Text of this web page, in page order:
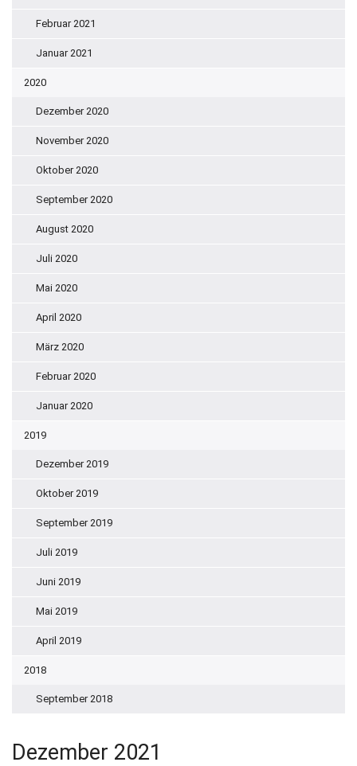
Februar 2021
Januar 2021
2020
Dezember 2020
November 2020
Oktober 2020
September 2020
August 2020
Juli 2020
Mai 2020
April 2020
März 2020
Februar 2020
Januar 2020
2019
Dezember 2019
Oktober 2019
September 2019
Juli 2019
Juni 2019
Mai 2019
April 2019
2018
September 2018
Dezember 2021